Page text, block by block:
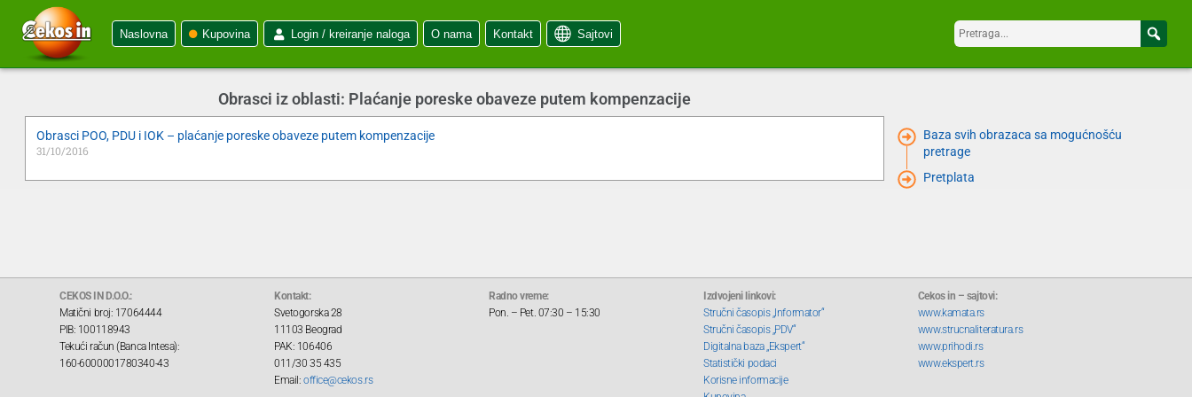
Naslovna Kupovina Login / kreiranje naloga O nama Kontakt Sajtovi
Obrasci iz oblasti: Plaćanje poreske obaveze putem kompenzacije
Obrasci POO, PDU i IOK – plaćanje poreske obaveze putem kompenzacije
31/10/2016
Baza svih obrazaca sa mogućnošću
pretrage
Pretplata
CEKOS IN D.O.O.:
Matični broj: 17064444
PIB: 100118943
Tekući račun (Banca Intesa):
160-6000001780340-43
Kontakt:
Svetogorska 28
11103 Beograd
PAK: 106406
011/30 35 435
Email: office@cekos.rs
Radno vreme:
Pon. – Pet. 07:30 – 15:30
Izdvojeni linkovi:
Stručni časopis „Informator“
Stručni časopis „PDV“
Digitalna baza „Ekspert“
Statistički podaci
Korisne informacije
Cekos in – sajtovi:
www.kamata.rs
www.strucnaliteratura.rs
www.prihodi.rs
www.ekspert.rs